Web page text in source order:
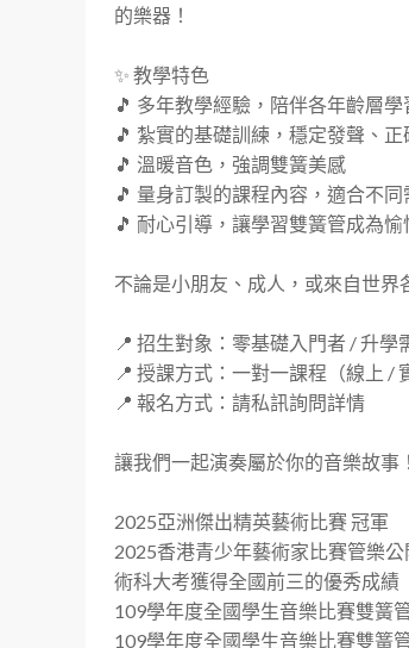
的樂器！
✨ 教學特色
🎵 多年教學經驗，陪伴各年齡層學
🎵 紮實的基礎訓練，穩定發聲、正
🎵 溫暖音色，強調雙簧美感
🎵 量身訂製的課程內容，適合不同
🎵 耐心引導，讓學習雙簧管成為愉
不論是小朋友、成人，或來自世界
📍 招生對象：零基礎入門者 / 升學
📍 授課方式：一對一課程（線上 /
📍 報名方式：請私訊詢問詳情
讓我們一起演奏屬於你的音樂故事
2025亞洲傑出精英藝術比賽 冠軍
2025香港青少年藝術家比賽管樂公
術科大考獲得全國前三的優秀成績
109學年度全國學生音樂比賽雙簧
109學年度全國學生音樂比賽雙簧